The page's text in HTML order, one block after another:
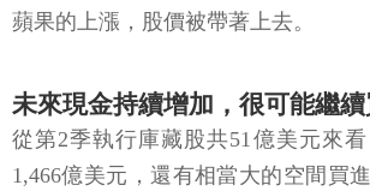
蘋果的上漲，股價被帶著上去。
未來現金持續增加，很可能繼
從第2季執行庫藏股共51億美元來
1,466億美元，還有相當大的空間買